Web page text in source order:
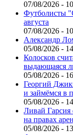
07/08/2026 -
Футболисты
августа
07/08/2026 -
Александр
05/08/2026 -
Колосков
выдающаяся
05/08/2026 -
Георгий
и займёмся в
05/08/2026 -
Ливай
на правах
05/08/2026 -